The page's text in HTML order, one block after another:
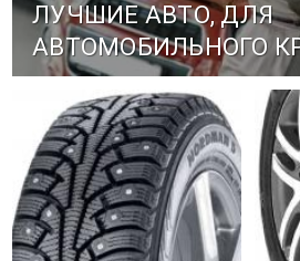
ЛУЧШИЕ АВТО, ДЛЯ
АВТОМОБИЛЬНОГО